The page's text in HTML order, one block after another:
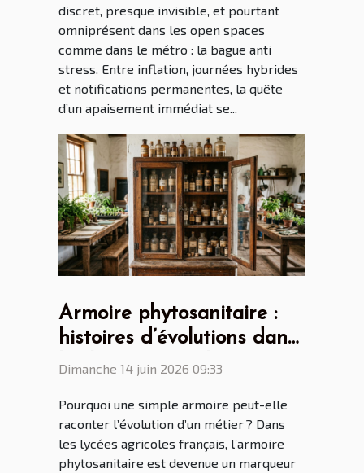
discret, presque invisible, et pourtant
omniprésent dans les open spaces
comme dans le métro : la bague anti
stress. Entre inflation, journées hybrides
et notifications permanentes, la quête
d’un apaisement immédiat se...
Armoire phytosanitaire :
histoires d’évolutions dans
les lycées agricoles
Dimanche 14 juin 2026 09:33
Pourquoi une simple armoire peut-elle
raconter l’évolution d’un métier ? Dans
les lycées agricoles français, l’armoire
phytosanitaire est devenue un marqueur